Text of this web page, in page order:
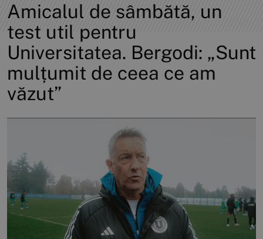
Amicalul de sâmbătă, un
test util pentru
Universitatea. Bergodi: „Sunt
mulțumit de ceea ce am
văzut”